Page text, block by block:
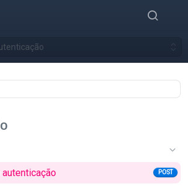
autenticação
POST